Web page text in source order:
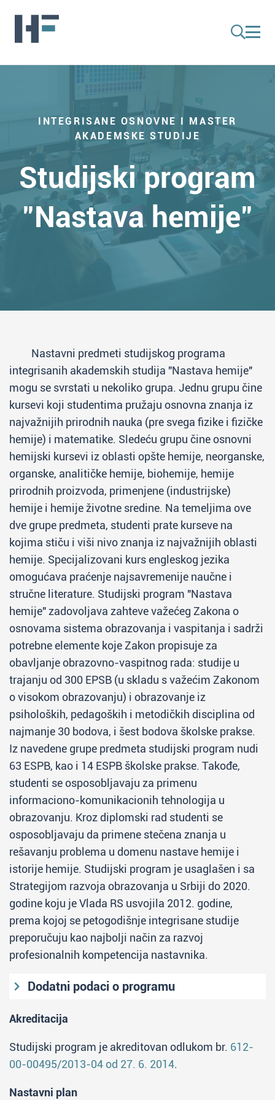
INTEGRISANE OSNOVNE I MASTER
AKADEMSKE STUDIJE
Studijski program
"Nastava hemije"
Nastavni predmeti studijskog programa
integrisanih akademskih studija "Nastava hemije"
mogu se svrstati u nekoliko grupa. Jednu grupu čine
kursevi koji studentima pružaju osnovna znanja iz
najvažnijih prirodnih nauka (pre svega fizike i fizičke
hemije) i matematike. Sledeću grupu čine osnovni
hemijski kursevi iz oblasti opšte hemije, neorganske,
organske, analitičke hemije, biohemije, hemije
prirodnih proizvoda, primenjene (industrijske)
hemije i hemije životne sredine. Na temeljima ove
dve grupe predmeta, studenti prate kurseve na
kojima stiču i viši nivo znanja iz najvažnijih oblasti
hemije. Specijalizovani kurs engleskog jezika
omogućava praćenje najsavremenije naučne i
stručne literature. Studijski program "Nastava
hemije" zadovoljava zahteve važećeg Zakona o
osnovama sistema obrazovanja i vaspitanja i sadrži
potrebne elemente koje Zakon propisuje za
obavljanje obrazovno-vaspitnog rada: studije u
trajanju od 300 EPSB (u skladu s važećim Zakonom
o visokom obrazovanju) i obrazovanje iz
psiholoških, pedagoških i metodičkih disciplina od
najmanje 30 bodova, i šest bodova školske prakse.
Iz navedene grupe predmeta studijski program nudi
63 ESPB, kao i 14 ESPB školske prakse. Takođe,
studenti se osposobljavaju za primenu
informaciono-komunikacionih tehnologija u
obrazovanju. Kroz diplomski rad studenti se
osposobljavaju da primene stečena znanja u
rešavanju problema u domenu nastave hemije i
istorije hemije. Studijski program je usaglašen i sa
Strategijom razvoja obrazovanja u Srbiji do 2020.
godine koju je Vlada RS usvojila 2012. godine,
prema kojoj se petogodišnje integrisane studije
preporučuju kao najbolji način za razvoj
profesionalnih kompetencija nastavnika.
Dodatni podaci o programu
Završeno srednje obrazovanje u
četvorogodišnjem trajanju i položen prijemni
Akreditacija
Studijski program je akreditovan odlukom br. 612-
00-00495/2013-04 od 27. 6. 2014.
Nastavni plan